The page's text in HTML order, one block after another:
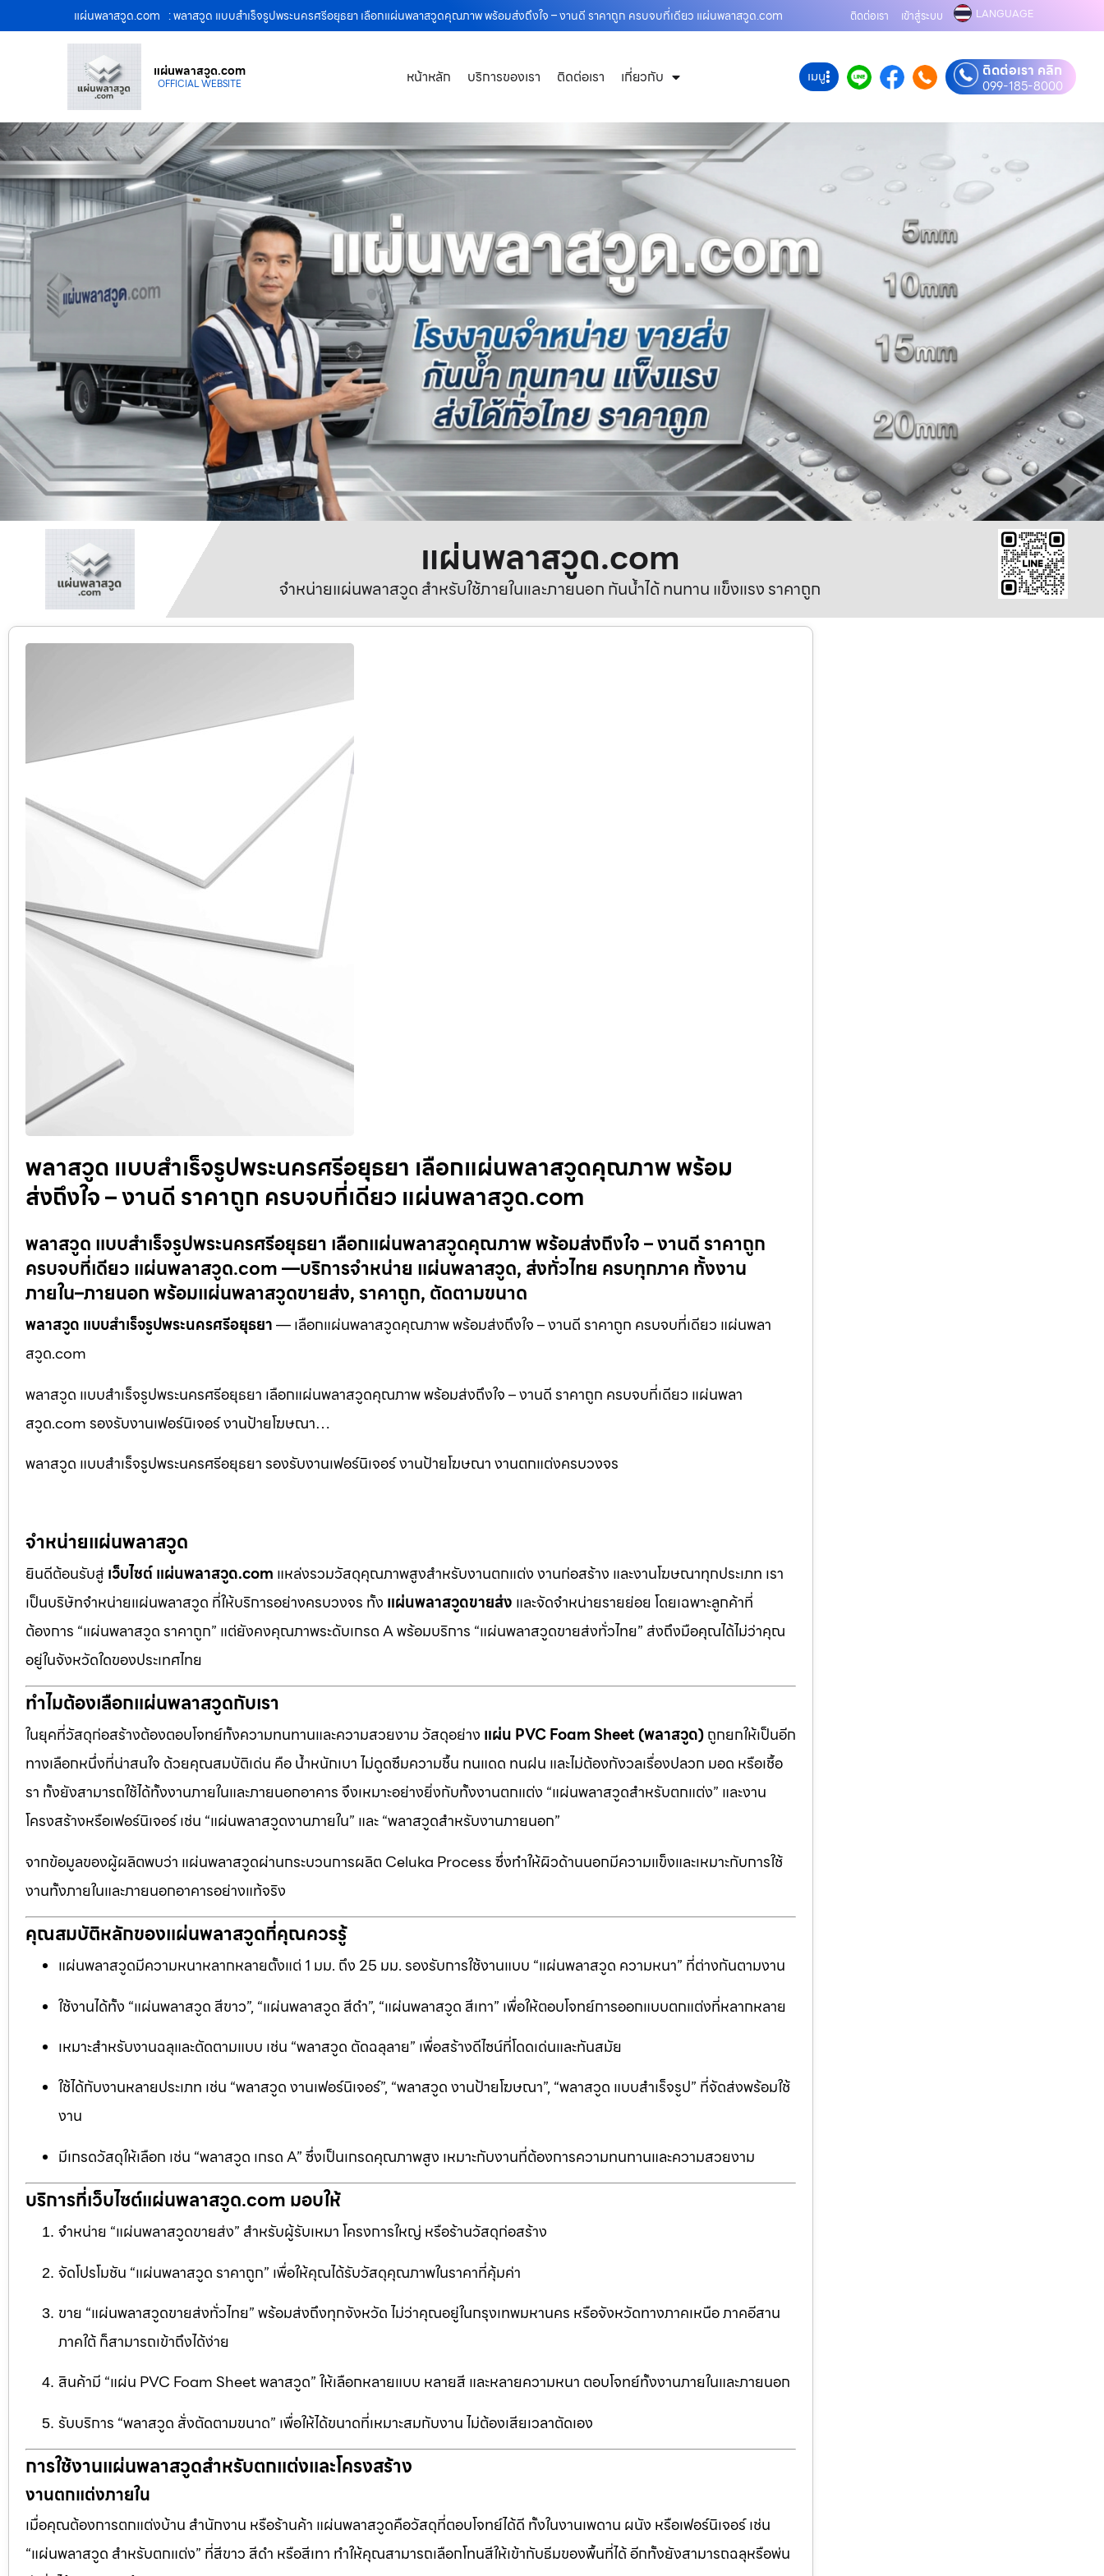
แผ่นพลาสวูด.com : พลาสวูด แบบสำเร็จรูปพระนครศรีอยุธยา เลือกแผ่นพลาสวูดคุณภาพ พร้อมส่งถึงใจ – งานดี ราคาถูก ครบจบที่เดียว แผ่นพลาสวูด.com ติดต่อเรา เข้าสู่ระบบ LANGUAGE
แผ่นพลาสวูด.com
OFFICIAL WEBSITE หน้าหลัก บริการของเรา ติดต่อเรา เกี่ยวกับ เมนู ติดต่อเรา คลิก
099-185-8000
แผ่นพลาสวูด.com
จำหน่ายแผ่นพลาสวูด สำหรับใช้ภายในและภายนอก กันน้ำได้ ทนทาน แข็งแรง ราคาถูก
พลาสวูด แบบสำเร็จรูปพระนครศรีอยุธยา เลือกแผ่นพลาสวูดคุณภาพ พร้อม
ส่งถึงใจ – งานดี ราคาถูก ครบจบที่เดียว แผ่นพลาสวูด.com
พลาสวูด แบบสำเร็จรูปพระนครศรีอยุธยา เลือกแผ่นพลาสวูดคุณภาพ พร้อมส่งถึงใจ – งานดี ราคาถูก
ครบจบที่เดียว แผ่นพลาสวูด.com —บริการจำหน่าย แผ่นพลาสวูด, ส่งทั่วไทย ครบทุกภาค ทั้งงาน
ภายใน–ภายนอก พร้อมแผ่นพลาสวูดขายส่ง, ราคาถูก, ตัดตามขนาด
พลาสวูด แบบสำเร็จรูปพระนครศรีอยุธยา— เลือกแผ่นพลาสวูดคุณภาพ พร้อมส่งถึงใจ – งานดี ราคาถูก ครบจบที่เดียว แผ่นพลา
สวูด.com
พลาสวูด แบบสำเร็จรูปพระนครศรีอยุธยา เลือกแผ่นพลาสวูดคุณภาพ พร้อมส่งถึงใจ – งานดี ราคาถูก ครบจบที่เดียว แผ่นพลา
สวูด.com รองรับงานเฟอร์นิเจอร์ งานป้ายโฆษณา…
พลาสวูด แบบสำเร็จรูปพระนครศรีอยุธยา รองรับงานเฟอร์นิเจอร์ งานป้ายโฆษณา งานตกแต่งครบวงจร
จำหน่ายแผ่นพลาสวูด
ยินดีต้อนรับสู่เว็บไซต์ แผ่นพลาสวูด.com แหล่งรวมวัสดุคุณภาพสูงสำหรับงานตกแต่ง งานก่อสร้าง และงานโฆษณาทุกประเภท เรา
เป็นบริษัทจำหน่ายแผ่นพลาสวูด ที่ให้บริการอย่างครบวงจร ทั้ง แผ่นพลาสวูดขายส่ง และจัดจำหน่ายรายย่อย โดยเฉพาะลูกค้าที่
ต้องการ “แผ่นพลาสวูด ราคาถูก” แต่ยังคงคุณภาพระดับเกรด A พร้อมบริการ “แผ่นพลาสวูดขายส่งทั่วไทย” ส่งถึงมือคุณได้ไม่ว่าคุณ
อยู่ในจังหวัดใดของประเทศไทย
ทำไมต้องเลือกแผ่นพลาสวูดกับเรา
ในยุคที่วัสดุก่อสร้างต้องตอบโจทย์ทั้งความทนทานและความสวยงาม วัสดุอย่าง แผ่น PVC Foam Sheet (พลาสวูด)ถูกยกให้เป็นอีก
ทางเลือกหนึ่งที่น่าสนใจ ด้วยคุณสมบัติเด่น คือ น้ำหนักเบา ไม่ดูดซึมความชื้น ทนแดด ทนฝน และไม่ต้องกังวลเรื่องปลวก มอด หรือเชื้อ
รา ทั้งยังสามารถใช้ได้ทั้งงานภายในและภายนอกอาคาร จึงเหมาะอย่างยิ่งกับทั้งงานตกแต่ง “แผ่นพลาสวูดสำหรับตกแต่ง” และงาน
โครงสร้างหรือเฟอร์นิเจอร์ เช่น “แผ่นพลาสวูดงานภายใน” และ “พลาสวูดสำหรับงานภายนอก”
จากข้อมูลของผู้ผลิตพบว่า แผ่นพลาสวูดผ่านกระบวนการผลิต Celuka Process ซึ่งทำให้ผิวด้านนอกมีความแข็งและเหมาะกับการใช้
งานทั้งภายในและภายนอกอาคารอย่างแท้จริง
คุณสมบัติหลักของแผ่นพลาสวูดที่คุณควรรู้
แผ่นพลาสวูดมีความหนาหลากหลายตั้งแต่ 1 มม. ถึง 25 มม. รองรับการใช้งานแบบ “แผ่นพลาสวูด ความหนา” ที่ต่างกันตามงาน
ใช้งานได้ทั้ง “แผ่นพลาสวูด สีขาว”, “แผ่นพลาสวูด สีดำ”, “แผ่นพลาสวูด สีเทา” เพื่อให้ตอบโจทย์การออกแบบตกแต่งที่หลากหลาย
เหมาะสำหรับงานฉลุและตัดตามแบบ เช่น “พลาสวูด ตัดฉลุลาย” เพื่อสร้างดีไซน์ที่โดดเด่นและทันสมัย
ใช้ได้กับงานหลายประเภท เช่น “พลาสวูด งานเฟอร์นิเจอร์”, “พลาสวูด งานป้ายโฆษณา”, “พลาสวูด แบบสำเร็จรูป” ที่จัดส่งพร้อมใช้
งาน
มีเกรดวัสดุให้เลือก เช่น “พลาสวูด เกรด A” ซึ่งเป็นเกรดคุณภาพสูง เหมาะกับงานที่ต้องการความทนทานและความสวยงาม
บริการที่เว็บไซต์แผ่นพลาสวูด.com มอบให้
จำหน่าย “แผ่นพลาสวูดขายส่ง” สำหรับผู้รับเหมา โครงการใหญ่ หรือร้านวัสดุก่อสร้าง
จัดโปรโมชัน “แผ่นพลาสวูด ราคาถูก” เพื่อให้คุณได้รับวัสดุคุณภาพในราคาที่คุ้มค่า
ขาย “แผ่นพลาสวูดขายส่งทั่วไทย” พร้อมส่งถึงทุกจังหวัด ไม่ว่าคุณอยู่ในกรุงเทพมหานคร หรือจังหวัดทางภาคเหนือ ภาคอีสาน
ภาคใต้ ก็สามารถเข้าถึงได้ง่าย
สินค้ามี “แผ่น PVC Foam Sheet พลาสวูด” ให้เลือกหลายแบบ หลายสี และหลายความหนา ตอบโจทย์ทั้งงานภายในและภายนอก
รับบริการ “พลาสวูด สั่งตัดตามขนาด” เพื่อให้ได้ขนาดที่เหมาะสมกับงาน ไม่ต้องเสียเวลาตัดเอง
การใช้งานแผ่นพลาสวูดสำหรับตกแต่งและโครงสร้าง
งานตกแต่งภายใน
เมื่อคุณต้องการตกแต่งบ้าน สำนักงาน หรือร้านค้า แผ่นพลาสวูดคือวัสดุที่ตอบโจทย์ได้ดี ทั้งในงานเพดาน ผนัง หรือเฟอร์นิเจอร์ เช่น
“แผ่นพลาสวูด สำหรับตกแต่ง” ที่สีขาว สีดำ หรือสีเทา ทำให้คุณสามารถเลือกโทนสีให้เข้ากับธีมของพื้นที่ได้ อีกทั้งยังสามารถฉลุหรือพ่น